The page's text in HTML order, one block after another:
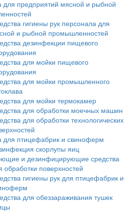
для предприятий мясной и рыбной
гигиены рук персонала для
и рыбной промышленностей
дезинфекции пищевого
для мойки пищевого
для мойки промышленного
для мойки термокамер
для обработки моечных машин
для обработки технологических
для птицефабрик и свиноферм
скорлупы яиц
и дезинфицирующие средства
обработки поверхностей
гигиены рук для птицефабрик и
для обеззараживания тушек